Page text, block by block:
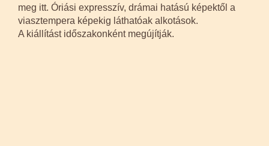
meg itt. Óriási expresszív, drámai hatású képektől a
viasztempera képekig láthatóak alkotások.
A kiállítást időszakonként megújítják.